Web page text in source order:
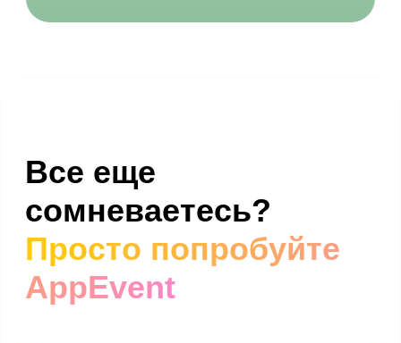
AppEvent внесена в реестр отечественного ПО